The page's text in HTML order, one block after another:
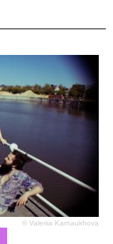
© Valeriia Karnaukhova